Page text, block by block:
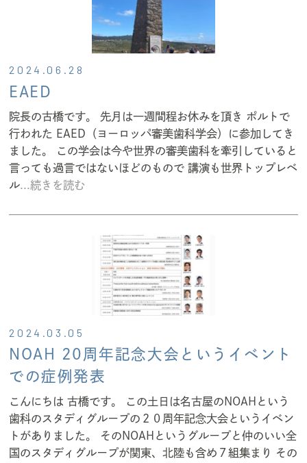
2024.06.28
EAED
院長の古橋です。 先月は一週間程お休みを頂き ポルトで
行われた EAED（ヨーロッパ審美歯科学会）に参加してき
ました。 この学会は今や世界の審美歯科を牽引していると
言っても過言ではないほどのもので 講演も世界トップレベ
ル...続きを読む
2024.03.05
NOAH 20周年記念大会というイベント
での症例発表
こんにちは 古橋です。 この土日は名古屋のNOAHという
歯科のスタディグループの２０周年記念大会というイベン
トがありました。 そのNOAHというグループと仲のいい全
国のスタディグループが関東、北陸も含め７組集まり その